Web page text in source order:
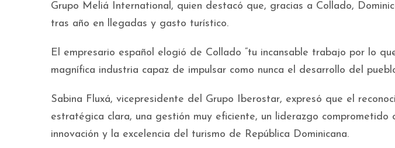
Grupo Meliá International, quien destacó que, gracias a Collado,
tras año en llegadas y gasto turístico.
El empresario español elogió de Collado “tu incansable trabajo por lo
magnífica industria capaz de impulsar como nunca el desarrollo del pueblo
Sabina Fluxá, vicepresidente del Grupo Iberostar, expresó que el
estratégica clara, una gestión muy eficiente, un liderazgo comprometido
innovación y la excelencia del turismo de República Dominicana.